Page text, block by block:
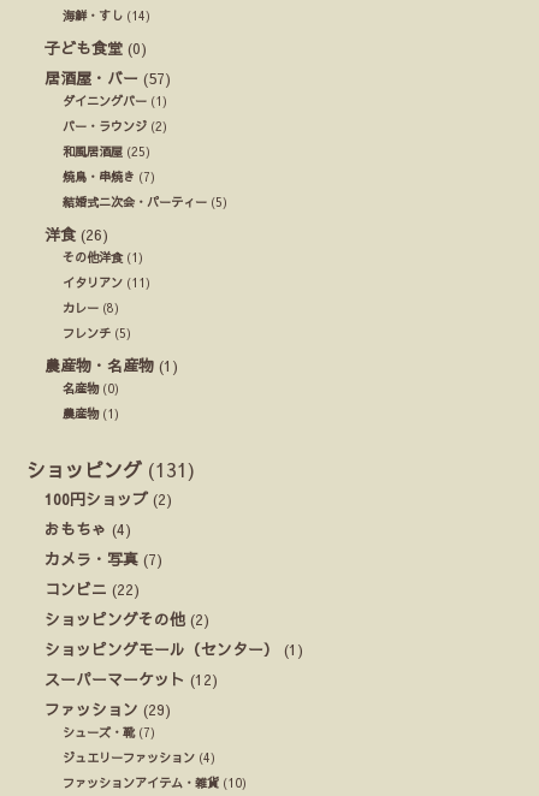
海鮮・すし (14)
子ども食堂 (0)
居酒屋・バー (57)
ダイニングバー (1)
バー・ラウンジ (2)
和風居酒屋 (25)
焼鳥・串焼き (7)
結婚式ニ次会・パーティー (5)
洋食 (26)
その他洋食(1)
イタリアン (11)
カレー (8)
フレンチ (5)
農産物・名産物 (1)
名産物(0)
農産物(1)
ショッピング (131)
100円ショップ (2)
おもちゃ (4)
カメラ・写真 (7)
コンビニ (22)
ショッピングその他 (2)
ショッピングモール（センター）
(1)
スーパーマーケット (12)
ファッション (29)
シューズ・靴(7)
ジュエリーファッション (4)
ファッションアイテム・雑貨 (10)